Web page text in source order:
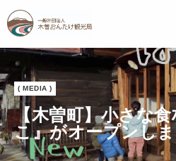
( MEDIA )
【木曽町】小さな
こ』がオープンし